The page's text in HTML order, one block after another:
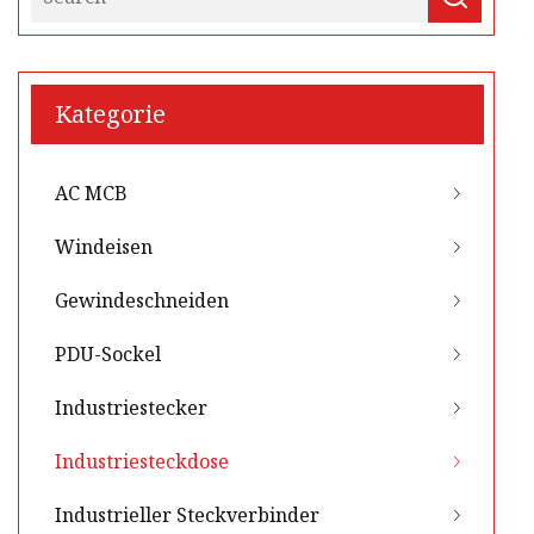
Kategorie
AC MCB
Windeisen
Gewindeschneiden
PDU-Sockel
Industriestecker
Industriesteckdose
Industrieller Steckverbinder